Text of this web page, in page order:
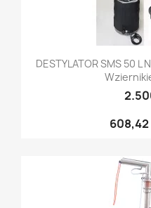
DESTYLATOR SMS 50 L
608,42